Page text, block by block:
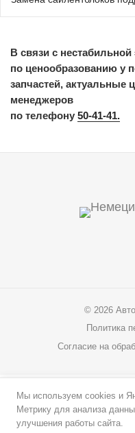
В связи с
по ценообразованию у
запчастей, актуальные
менеджеров
по телефону 50-41-41.
© 2026
Политика
Согласие на
© 2026
Политика
Мы используем cookies и
Метрику для анализа
улучшения работы сайта.